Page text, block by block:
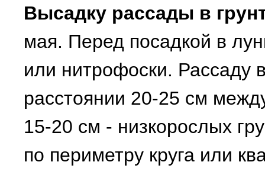
Высадку рассады в
мая. Перед посадкой в
или нитрофоски. Рассаду
расстоянии 20-25 см
15-20 см - низкорослых
по периметру круга или